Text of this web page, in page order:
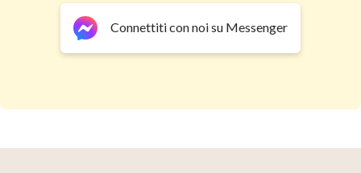
Connettiti con noi su Messenger